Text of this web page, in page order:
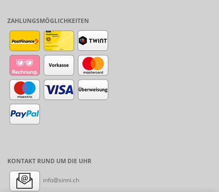
ZAHLUNGSMÖGLICHKEITEN
KONTAKT RUND UM DIE UHR
info@sinni.ch